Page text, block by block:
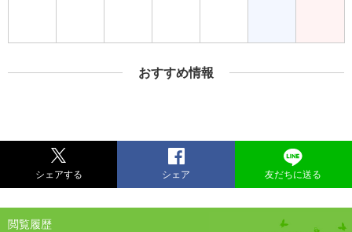
おすすめ情報
シェアする シェア 友だちに送る
閲覧履歴